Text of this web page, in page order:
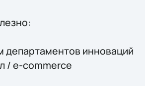
департаментов инноваций
/ e-commerce